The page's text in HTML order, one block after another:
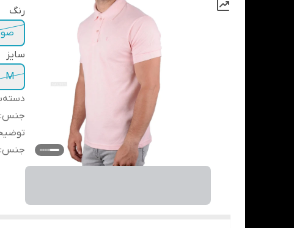
رنگ
سایز
M
جنس:
جنس: